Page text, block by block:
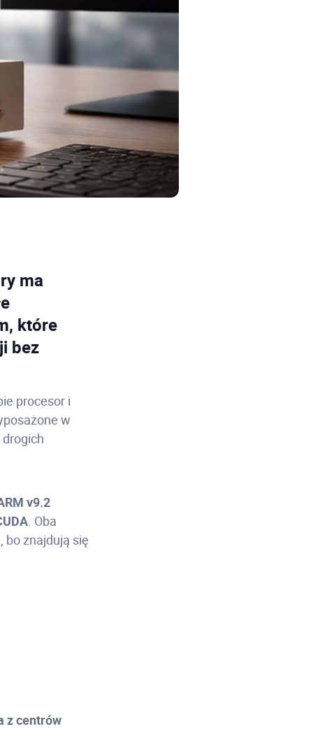
ma
które
bez
procesor i
w
v9.2
. Oba
bo znajdują się
z centrów